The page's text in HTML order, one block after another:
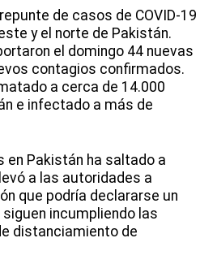
de casos de COVID-19
y el norte de Pakistán.
el domingo 44 nuevas
contagios confirmados.
a cerca de 14.000
e infectado a más de
en Pakistán ha saltado a
a las autoridades a
que podría declararse un
incumpliendo las
distanciamiento de